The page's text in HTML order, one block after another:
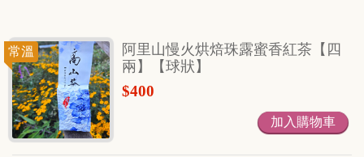
常溫
阿里山慢火烘焙珠露蜜香紅茶【四
兩】【球狀】
$400